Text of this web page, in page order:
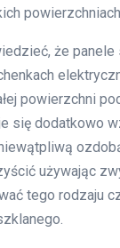
że
powierzchni
się dodatkowo
używając
tego rodzaju